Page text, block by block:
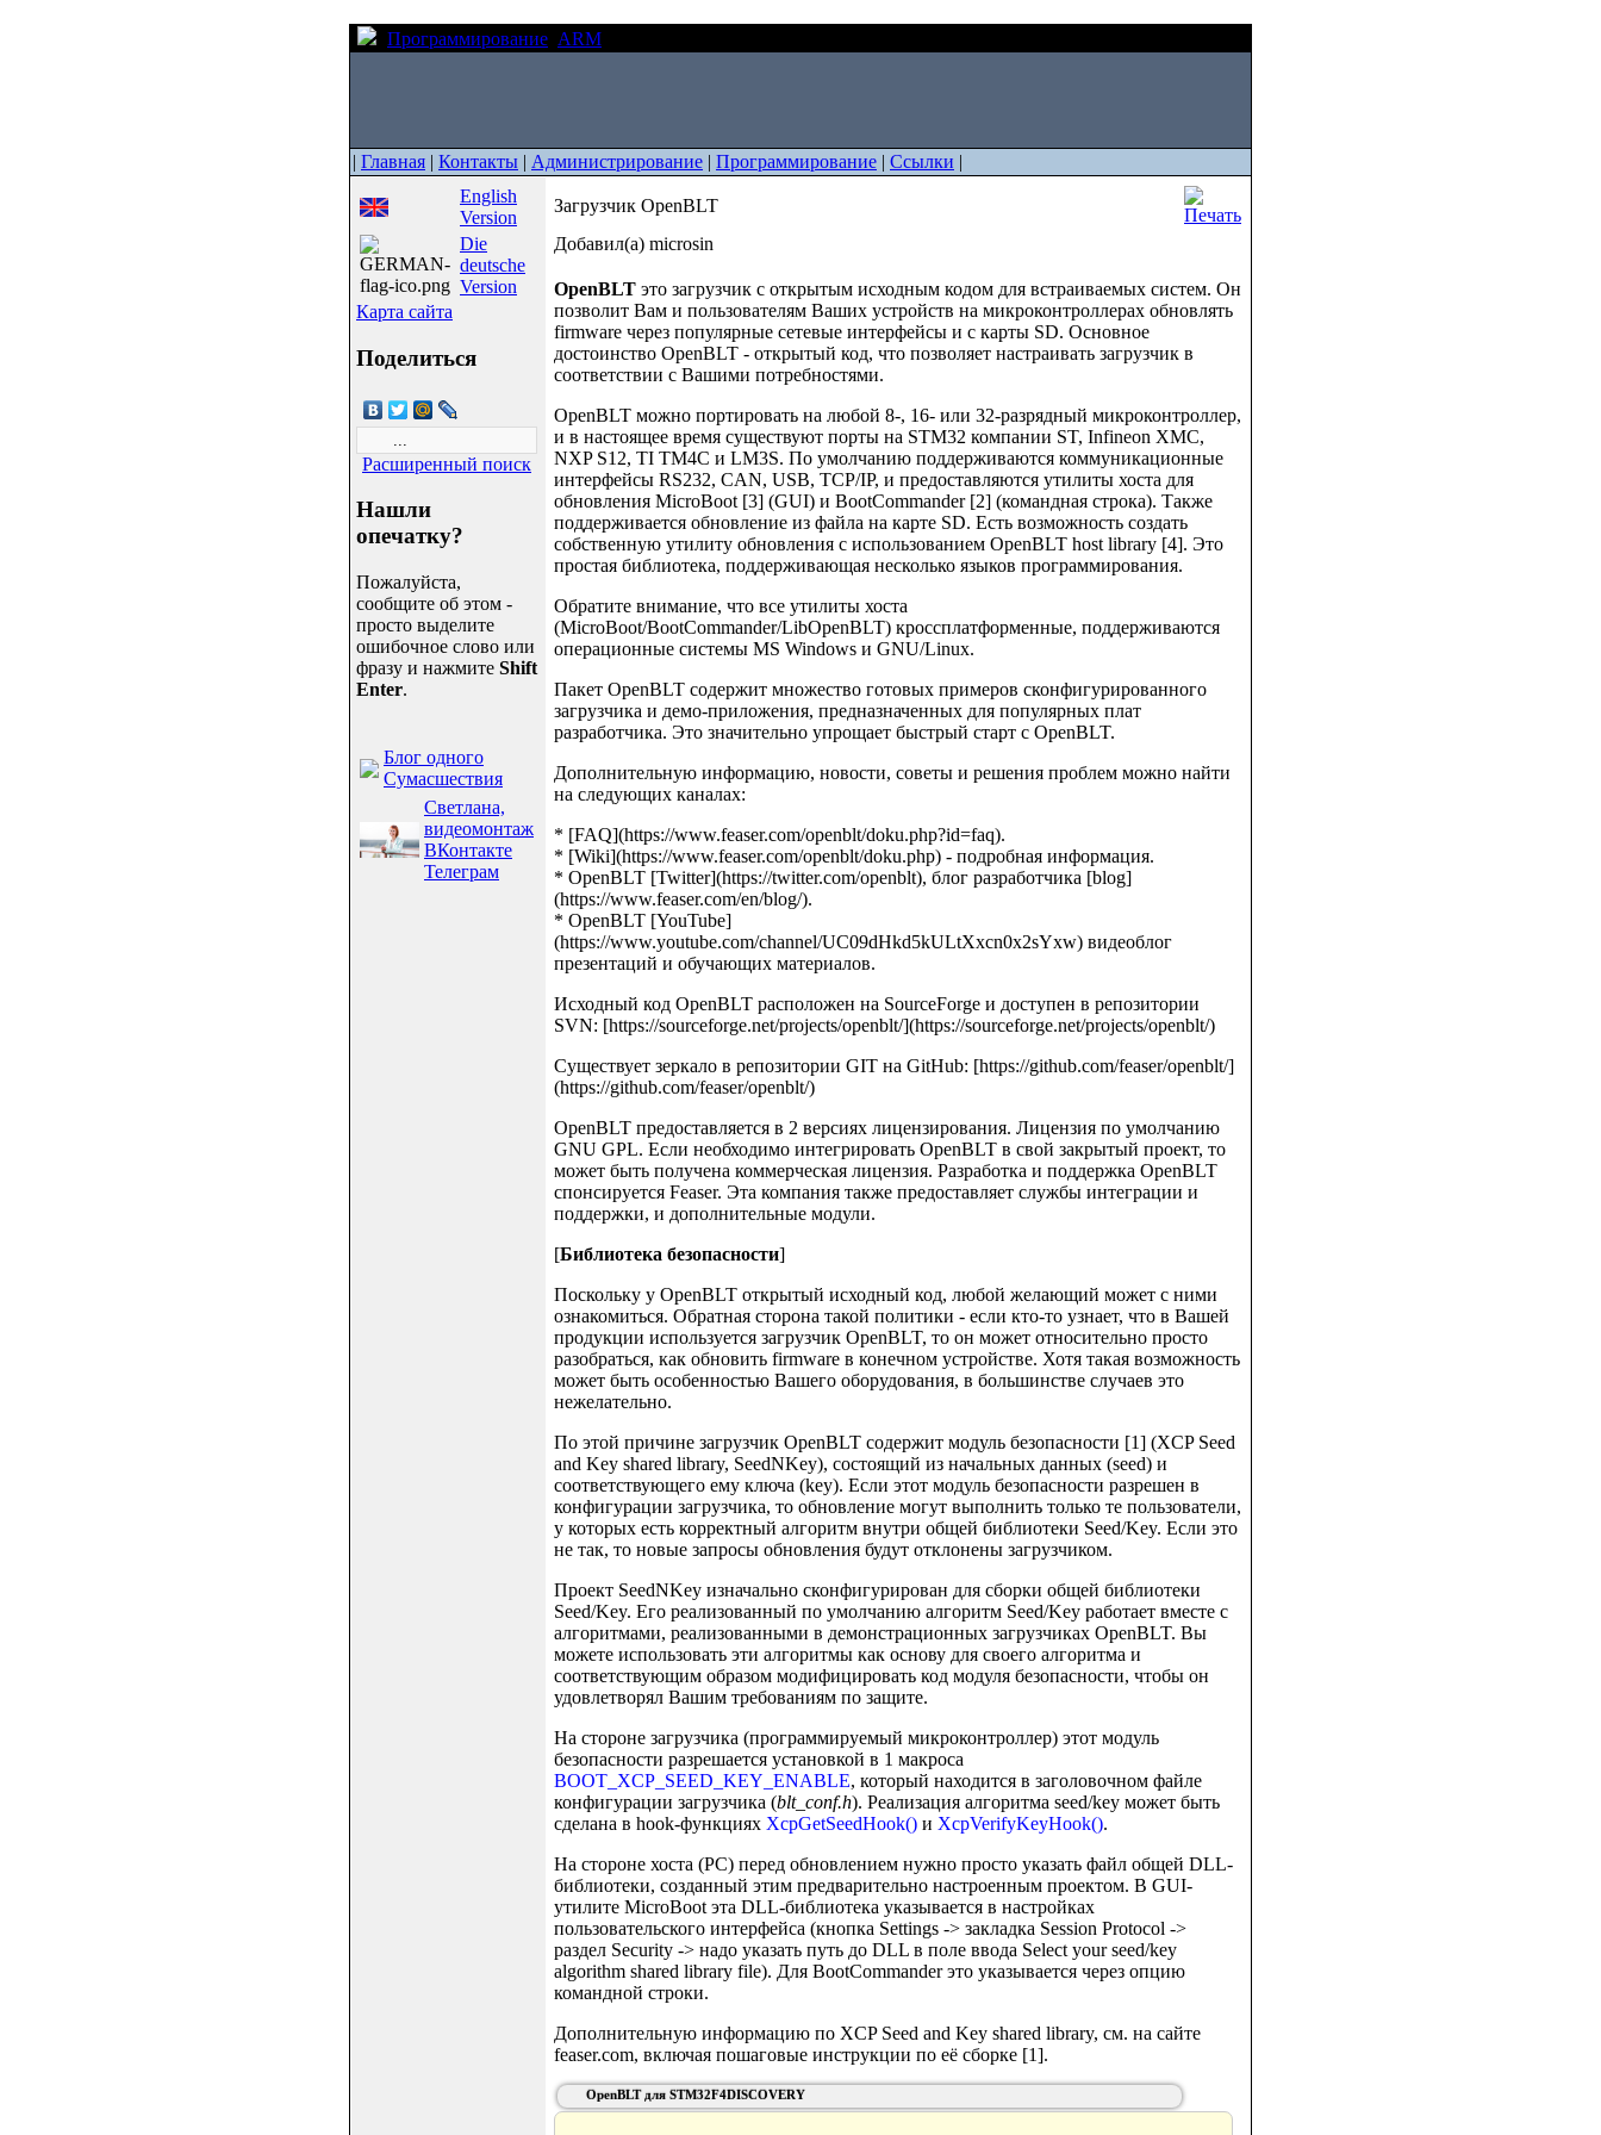
Программирование ARM
| Главная | Контакты | Администрирование | Программирование | Ссылки |
English
Version
Die
deutsche
Version
Карта сайта
Поделиться
Расширенный поиск
Нашли
опечатку?
Пожалуйста,
сообщите об этом -
просто выделите
ошибочное слово или
фразу и нажмите Shift
Enter.
Блог одного
Сумасшествия
Светлана,
видеомонтаж
ВКонтакте
Телеграм
Загрузчик OpenBLT
Добавил(а) microsin
OpenBLT это загрузчик с открытым исходным кодом для встраиваемых систем. Он
позволит Вам и пользователям Ваших устройств на микроконтроллерах обновлять
firmware через популярные сетевые интерфейсы и с карты SD. Основное
достоинство OpenBLT - открытый код, что позволяет настраивать загрузчик в
соответствии с Вашими потребностями.
OpenBLT можно портировать на любой 8-, 16- или 32-разрядный микроконтроллер,
и в настоящее время существуют порты на STM32 компании ST, Infineon XMC,
NXP S12, TI TM4C и LM3S. По умолчанию поддерживаются коммуникационные
интерфейсы RS232, CAN, USB, TCP/IP, и предоставляются утилиты хоста для
обновления MicroBoot [3] (GUI) и BootCommander [2] (командная строка). Также
поддерживается обновление из файла на карте SD. Есть возможность создать
собственную утилиту обновления с использованием OpenBLT host library [4]. Это
простая библиотека, поддерживающая несколько языков программирования.
Обратите внимание, что все утилиты хоста
(MicroBoot/BootCommander/LibOpenBLT) кроссплатформенные, поддерживаются
операционные системы MS Windows и GNU/Linux.
Пакет OpenBLT содержит множество готовых примеров сконфигурированного
загрузчика и демо-приложения, предназначенных для популярных плат
разработчика. Это значительно упрощает быстрый старт с OpenBLT.
Дополнительную информацию, новости, советы и решения проблем можно найти
на следующих каналах:
* [FAQ](https://www.feaser.com/openblt/doku.php?id=faq).
* [Wiki](https://www.feaser.com/openblt/doku.php) - подробная информация.
* OpenBLT [Twitter](https://twitter.com/openblt), блог разработчика [blog]
(https://www.feaser.com/en/blog/).
* OpenBLT [YouTube]
(https://www.youtube.com/channel/UC09dHkd5kULtXxcn0x2sYxw) видеоблог
презентаций и обучающих материалов.
Исходный код OpenBLT расположен на SourceForge и доступен в репозитории
SVN: [https://sourceforge.net/projects/openblt/](https://sourceforge.net/projects/openblt/)
Существует зеркало в репозитории GIT на GitHub: [https://github.com/feaser/openblt/]
(https://github.com/feaser/openblt/)
OpenBLT предоставляется в 2 версиях лицензирования. Лицензия по умолчанию
GNU GPL. Если необходимо интегрировать OpenBLT в свой закрытый проект, то
может быть получена коммерческая лицензия. Разработка и поддержка OpenBLT
спонсируется Feaser. Эта компания также предоставляет службы интеграции и
поддержки, и дополнительные модули.
[Библиотека безопасности]
Поскольку у OpenBLT открытый исходный код, любой желающий может с ними
ознакомиться. Обратная сторона такой политики - если кто-то узнает, что в Вашей
продукции используется загрузчик OpenBLT, то он может относительно просто
разобраться, как обновить firmware в конечном устройстве. Хотя такая возможность
может быть особенностью Вашего оборудования, в большинстве случаев это
нежелательно.
По этой причине загрузчик OpenBLT содержит модуль безопасности [1] (XCP Seed
and Key shared library, SeedNKey), состоящий из начальных данных (seed) и
соответствующего ему ключа (key). Если этот модуль безопасности разрешен в
конфигурации загрузчика, то обновление могут выполнить только те пользователи,
у которых есть корректный алгоритм внутри общей библиотеки Seed/Key. Если это
не так, то новые запросы обновления будут отклонены загрузчиком.
Проект SeedNKey изначально сконфигурирован для сборки общей библиотеки
Seed/Key. Его реализованный по умолчанию алгоритм Seed/Key работает вместе с
алгоритмами, реализованными в демонстрационных загрузчиках OpenBLT. Вы
можете использовать эти алгоритмы как основу для своего алгоритма и
соответствующим образом модифицировать код модуля безопасности, чтобы он
удовлетворял Вашим требованиям по защите.
На стороне загрузчика (программируемый микроконтроллер) этот модуль
безопасности разрешается установкой в 1 макроса
BOOT_XCP_SEED_KEY_ENABLE, который находится в заголовочном файле
конфигурации загрузчика (blt_conf.h). Реализация алгоритма seed/key может быть
сделана в hook-функциях XcpGetSeedHook() и XcpVerifyKeyHook().
На стороне хоста (PC) перед обновлением нужно просто указать файл общей DLL-
библиотеки, созданный этим предварительно настроенным проектом. В GUI-
утилите MicroBoot эта DLL-библиотека указывается в настройках
пользовательского интерфейса (кнопка Settings -> закладка Session Protocol ->
раздел Security -> надо указать путь до DLL в поле ввода Select your seed/key
algorithm shared library file). Для BootCommander это указывается через опцию
командной строки.
Дополнительную информацию по XCP Seed and Key shared library, см. на сайте
feaser.com, включая пошаговые инструкции по её сборке [1].
OpenBLT для STM32F4DISCOVERY